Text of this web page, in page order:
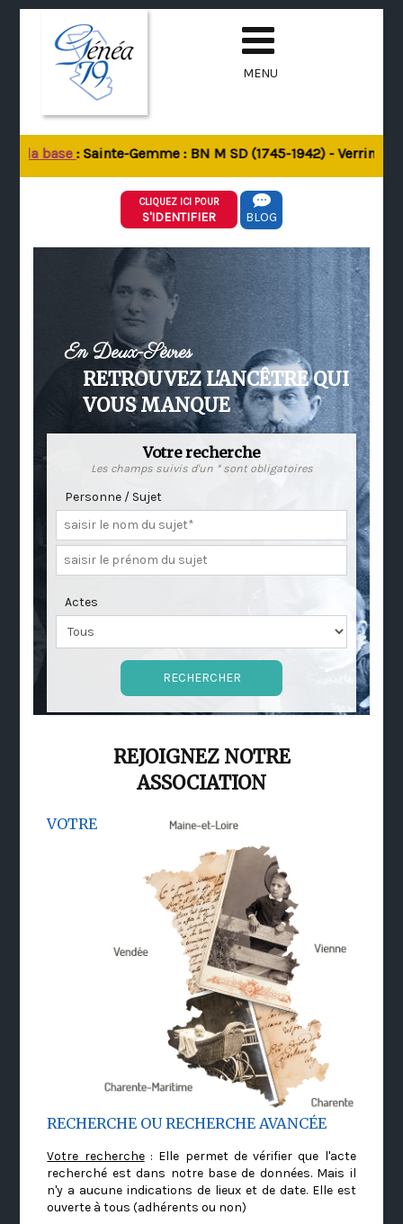
MENU
la base: Sainte-Gemme : BN M SD (1745-1942) - Verrines-
CLIQUEZ ICI POUR
S'IDENTIFIER BLOG
En Deux-Sèvres
RETROUVEZ L'ANCÊTRE QUI
VOUS MANQUE
Votre recherche
Les champs suivis d'un * sont obligatoires
Personne / Sujet
Actes
REJOIGNEZ NOTRE
ASSOCIATION
VOTRE
RECHERCHE OU RECHERCHE AVANCÉE
Votre recherche: Elle permet de vérifier que l'acte
recherché est dans notre base de données. Mais il
n'y a aucune indications de lieux et de date. Elle est
ouverte à tous (adhérents ou non)